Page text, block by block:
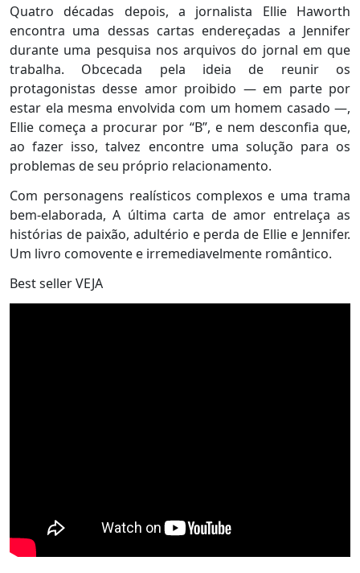
Quatro décadas depois, a jornalista Ellie Haworth
encontra uma dessas cartas endereçadas a Jennifer
durante uma pesquisa nos arquivos do jornal em que
trabalha. Obcecada pela ideia de reunir os
protagonistas desse amor proibido — em parte por
estar ela mesma envolvida com um homem casado —,
Ellie começa a procurar por “B”, e nem desconfia que,
ao fazer isso, talvez encontre uma solução para os
problemas de seu próprio relacionamento.
Com personagens realísticos complexos e uma trama
bem-elaborada, A última carta de amor entrelaça as
histórias de paixão, adultério e perda de Ellie e Jennifer.
Um livro comovente e irremediavelmente romântico.
Best seller VEJA